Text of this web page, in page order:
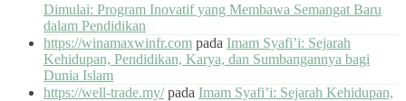
Dimulai: Program Inovatif yang Membawa Semangat Baru
dalam Pendidikan
https://winamaxwinfr.com pada Imam Syafi’i: Sejarah
Kehidupan, Pendidikan, Karya, dan Sumbangannya bagi
Dunia Islam
https://well-trade.my/pada Imam Syafi’i: Sejarah Kehidupan,